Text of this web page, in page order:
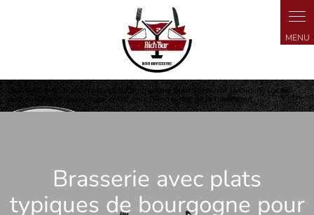
Brasserie avec plats typiques de bourgogne pour découvrir la cuisine locale
authentique et savoureuse entre amis Dijon place de la Libération
Brasserie avec plats
typiques de bourgogne pour
Panneau de gestion des cookies